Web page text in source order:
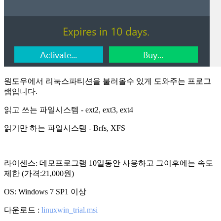
원도우에서 리눅스파티션을 불러올수 있게 도와주는 프로그
램입니다.
읽고 쓰는 파일시스템 - ext2, ext3, ext4
읽기만 하는 파일시스템 - Brfs, XFS
라이센스: 데모프로그램 10일동안 사용하고 그이후에는 속도
제한 (가격:21,000원)
OS: Windows 7 SP1 이상
다운로드 : linuxwin_trial.msi